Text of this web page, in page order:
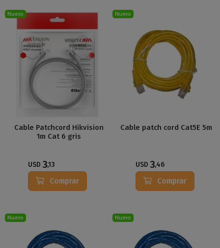
Nuevo
Cable Patchcord Hikvision
1m Cat 6 gris
USD 3,13
Comprar
Nuevo
Cable patch cord Cat5E 5m
USD 3,46
Comprar
Nuevo Nuevo